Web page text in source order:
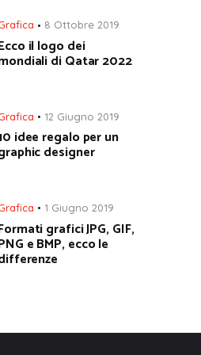
8 Ottobre 2019
il logo dei
di Qatar 2022
12 Giugno 2019
idee regalo per un
designer
1 Giugno 2019
grafici JPG, GIF,
e BMP, ecco le